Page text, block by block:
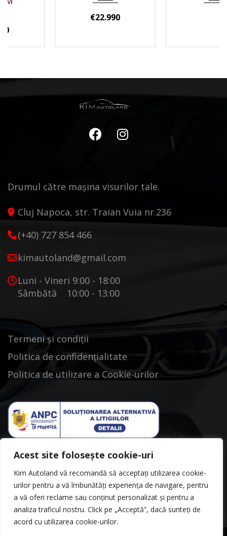
Acest site folosește cookie-uri
Kim Autoland vă recomandă să acceptați utilizarea cookie-
urilor pentru a vă îmbunătăți experiența de navigare, pentru
a vă oferi reclame sau conținut personalizat și pentru a
analiza traficul nostru. Click pe „Acceptă”, dacă sunteți de
acord cu utilizarea cookie-urilor.
Drumul către mașina visurilor tale.
Cluj Napoca, str. Traian Vuia nr.236
(+40) 727 854 466
kimautoland@gmail.com
Luni - Vineri 9:00 - 18:00
Sâmbătă 10:00 - 13:00
Termeni și condiții
Politica de confidențialitate
Politica de utilizare a Cookie-urilor